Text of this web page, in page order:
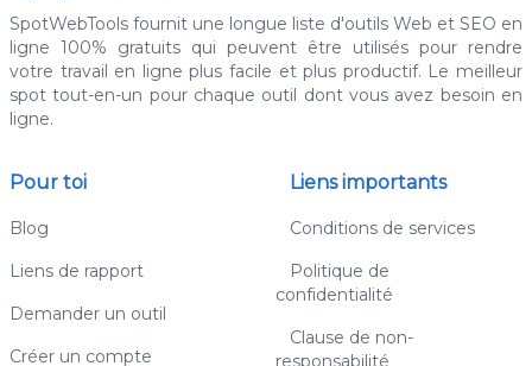
SpotWebTools fournit une longue liste d'outils Web et SEO en
ligne 100% gratuits qui peuvent être utilisés pour rendre
votre travail en ligne plus facile et plus productif. Le meilleur
spot tout-en-un pour chaque outil dont vous avez besoin en
ligne.
Pour toi
Blog
Liens de rapport
Demander un outil
Créer un compte
Liens importants
Conditions de services
Politique de
confidentialité
Clause de non-
responsabilité